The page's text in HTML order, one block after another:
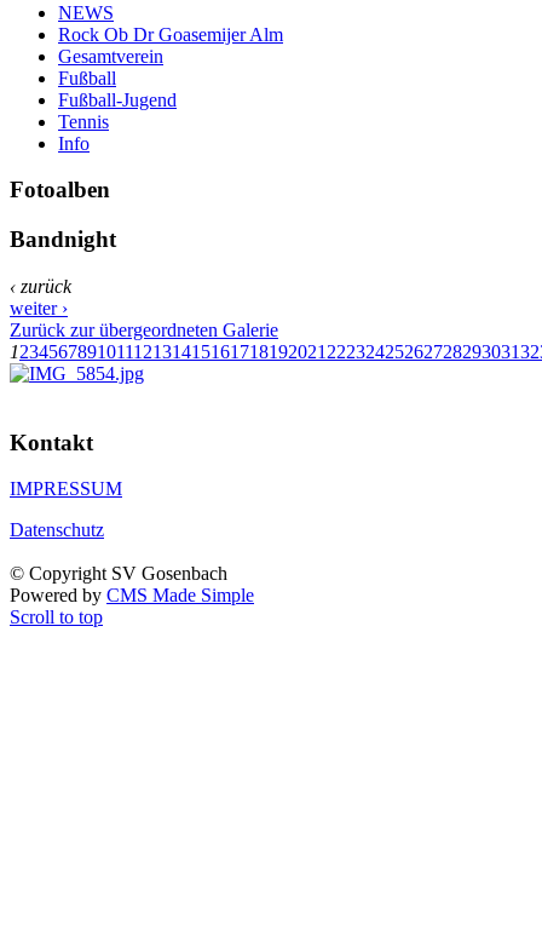
NEWS
Rock Ob Dr Goasemijer Alm
Gesamtverein
Fußball
Fußball-Jugend
Tennis
Info
Fotoalben
Bandnight
‹ zurück
weiter ›
Zurück zur übergeordneten Galerie
123456789101112131415161718192021 2223242526272829303132
Kontakt
IMPRESSUM
Datenschutz
© Copyright SV Gosenbach
Powered by CMS Made Simple
Scroll to top